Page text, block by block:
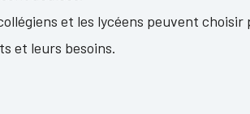
et les lycéens peuvent choisir
et leurs besoins.